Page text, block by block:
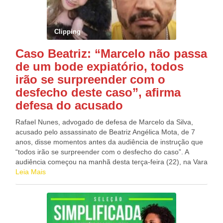
igualdade de condições na seleção, na contratação e na
execução da contratação entre os aposentados e os demais
concorrentes ou contratados”, informa o IBGE. (Agência
Clipping
Caso Beatriz: “Marcelo não passa
de um bode expiatório, todos
irão se surpreender com o
desfecho deste caso”, afirma
defesa do acusado
Rafael Nunes, advogado de defesa de Marcelo da Silva,
acusado pelo assassinato de Beatriz Angélica Mota, de 7
anos, disse momentos antes da audiência de instrução que
“todos irão se surpreender com o desfecho do caso”. A
audiência começou na manhã desta terça-feira (22), na Vara
do Tribunal do Júri de Petrolina (PE). Nessa fase, a Justiça
decidir se o réu irá a júri popular ou não. Sem dar muitos
detalhes, o advogado Rafael falou que somente após ouvir
as testemunhas, a defesa orientará Marcelo sobre
Leia Mais